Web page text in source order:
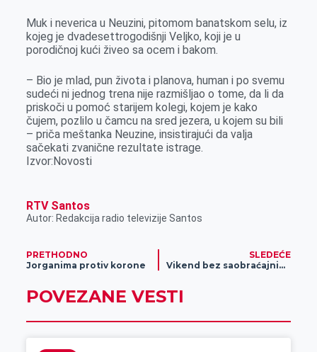
Muk i neverica u Neuzini, pitomom banatskom selu, iz
kojeg je dvadesettrogodišnji Veljko, koji je u
porodičnoj kući živeo sa ocem i bakom.
– Bio je mlad, pun života i planova, human i po svemu
sudeći ni jednog trena nije razmišljao o tome, da li da
priskoči u pomoć starijem kolegi, kojem je kako
čujem, pozlilo u čamcu na sred jezera, u kojem su bili
– priča meštanka Neuzine, insistirajući da valja
sačekati zvanične rezultate istrage.
Izvor:Novosti
RTV Santos
Autor: Redakcija radio televizije Santos
PRETHODNO
Jorganima protiv korone
SLEDEĆE
Vikend bez saobraćajnih nezgoda
POVEZANE VESTI